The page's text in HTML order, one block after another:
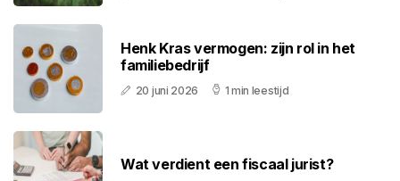
Henk Kras vermogen: zijn rol in het
familiebedrijf
20 juni 2026 1 min leestijd
Wat verdient een fiscaal jurist?